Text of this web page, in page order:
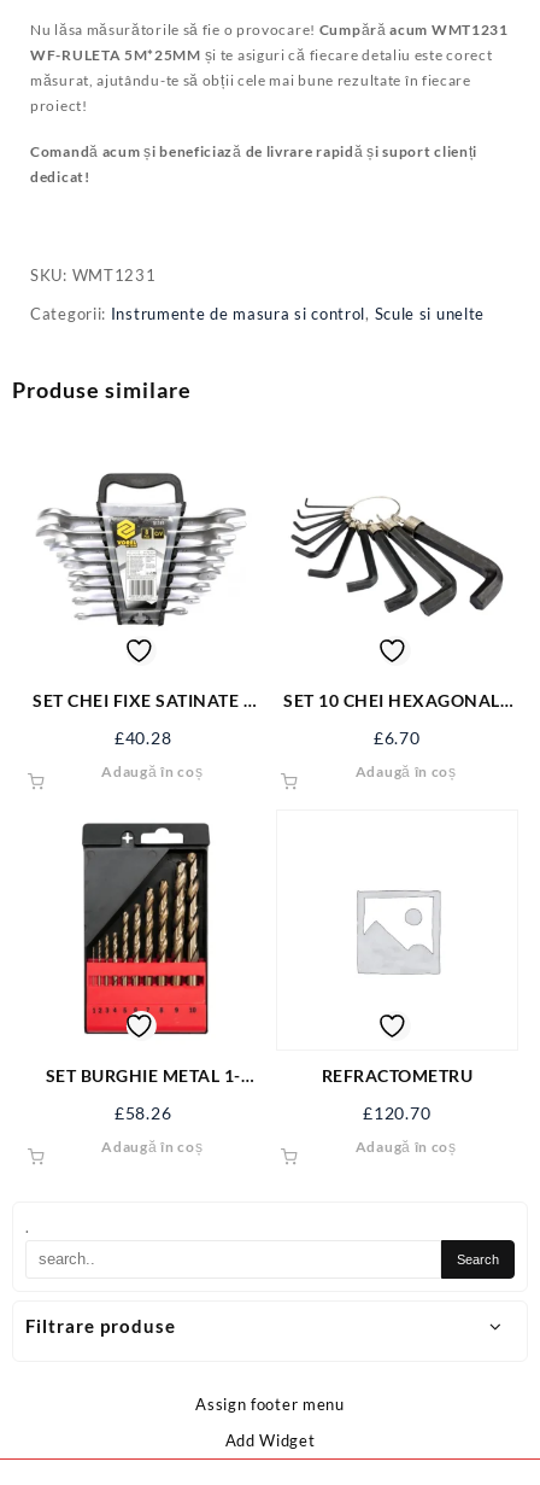
.
Filtrare produse
Nu lăsa măsurătorile să fie o provocare! Cumpără acum WMT1231
WF-RULETA 5M*25MM și te asiguri că fiecare detaliu este corect
măsurat, ajutându-te să obții cele mai bune rezultate în fiecare
proiect!
Comandă acum și beneficiază de livrare rapidă și suport clienți
dedicat!
SKU: WMT1231
Categorii: Instrumente de masura si control, Scule si unelte
Produse similare
SET CHEI FIXE SATINATE 8
£40.28
Adaugă în coș
SET 10 CHEI HEXAGONALE
£6.70
Adaugă în coș
SET BURGHIE METAL 1-
41603
£58.26
Adaugă în coș
REFRACTOMETRU
£120.70
Adaugă în coș
Assign footer menu
Add Widget